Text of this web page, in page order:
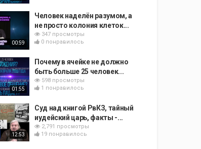
00:59
Человек наделён разумом, а
не просто колония клеток...
347 просмотры
0 понравилось
01:55
Почему в ячейке не должно
быть больше 25 человек...
598 просмотры
1 понравилось
12:53
Суд над книгой РвКЗ, тайный
иудейский царь, факты -...
2,791 просмотры
19 понравилось